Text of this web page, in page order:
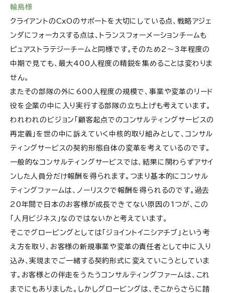
輪島様
クライアントのCxOのサポートを大切にしている点、戦略アジェ
ンダにフォーカスする点は、トランスフォーメーションチームも
ピュアストラテジーチームと同様です。そのため2〜3年程度の
中期で見ても、最大400人程度の精鋭を集めることは変わりま
せん。
またその部隊の外に600人程度の規模で、事業や変革のリード
役を企業の中に入り実行する部隊の立ち上げも考えています。
われわれのビジョン「顧客起点でのコンサルティングサービスの
再定義」を世の中に訴えていく中核的取り組みとして、コンサル
ティングサービスの契約形態自体の変革を考えているのです。
一般的なコンサルティングサービスでは、結果に関わらずアサイ
ンした人員分だけ報酬を得られます。つまり基本的にコンサル
ティングファームは、ノーリスクで報酬を得られるのです。過去
20年間で日本のお客様が成長できてない原因の1つが、この
「人月ビジネス」なのではないかと考えています。
そこでグロービングとしては「ジョイントイニシアチブ」という考
え方を取り、お客様の新規事業や変革の責任者として中に入り
込み、実現までご一緒する契約形式に変えていこうとしていま
す。お客様との伴走をうたうコンサルティングファームは、これ
までにもありました。しかしグロービングは、そこからさらに踏